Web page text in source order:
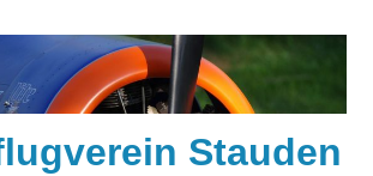
Stauden